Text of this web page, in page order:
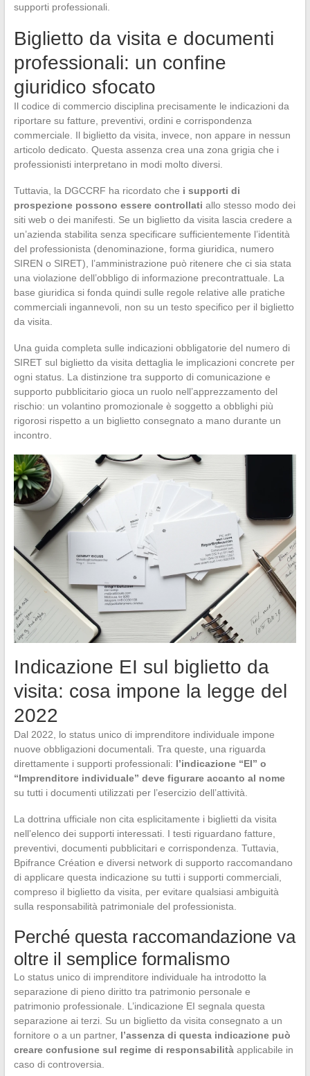
supporti professionali.
Biglietto da visita e documenti
professionali: un confine
giuridico sfocato
Il codice di commercio disciplina precisamente le indicazioni da
riportare su fatture, preventivi, ordini e corrispondenza
commerciale. Il biglietto da visita, invece, non appare in nessun
articolo dedicato. Questa assenza crea una zona grigia che i
professionisti interpretano in modi molto diversi.
Tuttavia, la DGCCRF ha ricordato che i supporti di
prospezione possono essere controllati allo stesso modo dei
siti web o dei manifesti. Se un biglietto da visita lascia credere a
un’azienda stabilita senza specificare sufficientemente l’identità
del professionista (denominazione, forma giuridica, numero
SIREN o SIRET), l’amministrazione può ritenere che ci sia stata
una violazione dell’obbligo di informazione precontrattuale. La
base giuridica si fonda quindi sulle regole relative alle pratiche
commerciali ingannevoli, non su un testo specifico per il biglietto
da visita.
Una guida completa sulle indicazioni obbligatorie del numero di
SIRET sul biglietto da visita dettaglia le implicazioni concrete per
ogni status. La distinzione tra supporto di comunicazione e
supporto pubblicitario gioca un ruolo nell’apprezzamento del
rischio: un volantino promozionale è soggetto a obblighi più
rigorosi rispetto a un biglietto consegnato a mano durante un
incontro.
Indicazione EI sul biglietto da
visita: cosa impone la legge del
2022
Dal 2022, lo status unico di imprenditore individuale impone
nuove obbligazioni documentali. Tra queste, una riguarda
direttamente i supporti professionali: l’indicazione “EI” o
“Imprenditore individuale” deve figurare accanto al nome
su tutti i documenti utilizzati per l’esercizio dell’attività.
La dottrina ufficiale non cita esplicitamente i biglietti da visita
nell’elenco dei supporti interessati. I testi riguardano fatture,
preventivi, documenti pubblicitari e corrispondenza. Tuttavia,
Bpifrance Création e diversi network di supporto raccomandano
di applicare questa indicazione su tutti i supporti commerciali,
compreso il biglietto da visita, per evitare qualsiasi ambiguità
sulla responsabilità patrimoniale del professionista.
Perché questa raccomandazione va
oltre il semplice formalismo
Lo status unico di imprenditore individuale ha introdotto la
separazione di pieno diritto tra patrimonio personale e
patrimonio professionale. L’indicazione EI segnala questa
separazione ai terzi. Su un biglietto da visita consegnato a un
fornitore o a un partner, l’assenza di questa indicazione può
creare confusione sul regime di responsabilitàapplicabile in
caso di controversia.